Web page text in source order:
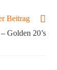
Beitrag
Golden 20’s